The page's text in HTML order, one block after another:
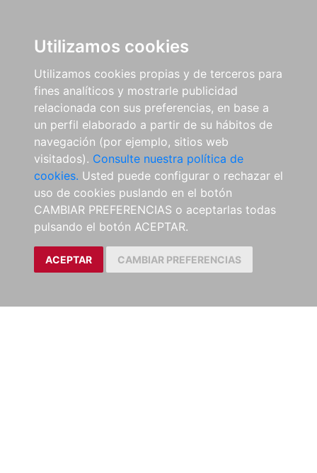
Utilizamos cookies
Utilizamos cookies propias y de terceros para
fines analíticos y mostrarle publicidad
relacionada con sus preferencias, en base a
un perfil elaborado a partir de su hábitos de
navegación (por ejemplo, sitios web
visitados). Consulte nuestra política de
cookies. Usted puede configurar o rechazar el
uso de cookies puslando en el botón
CAMBIAR PREFERENCIAS o aceptarlas todas
pulsando el botón ACEPTAR.
ACEPTAR CAMBIAR PREFERENCIAS